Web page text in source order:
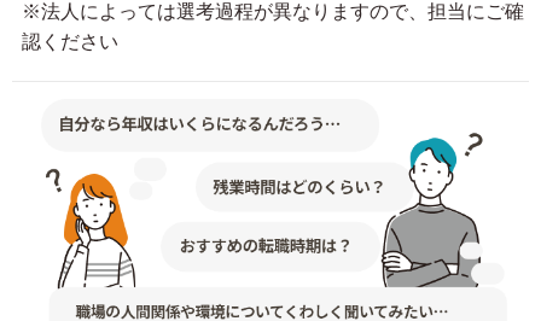
※法人によっては選考過程が異なりますので、担当にご確
認ください